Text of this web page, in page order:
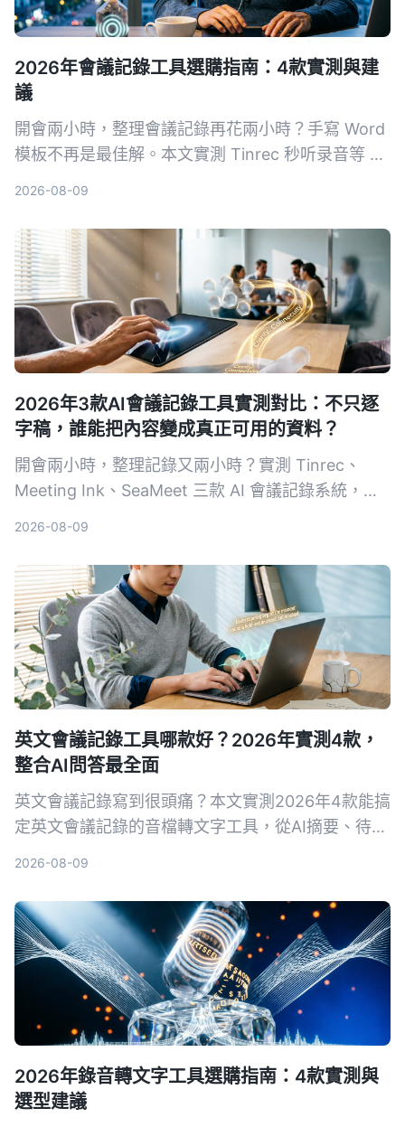
2026年會議記錄工具選購指南：4款實測與建
議
開會兩小時，整理會議記錄再花兩小時？手寫 Word
模板不再是最佳解。本文實測 Tinrec 秒听录音等 4
項，把時間留給更重要的事。
2026-08-09
2026年3款AI會議記錄工具實測對比：不只逐
字稿，誰能把內容變成真正可用的資料？
開會兩小時，整理記錄又兩小時？實測 Tinrec、
Meeting Ink、SeaMeet 三款 AI 會議記錄系統，從
2026-08-09
英文會議記錄工具哪款好？2026年實測4款，
整合AI問答最全面
英文會議記錄寫到很頭痛？本文實測2026年4款能搞
定英文會議記錄的音檔轉文字工具，從AI摘要、待辦
2026-08-09
2026年錄音轉文字工具選購指南：4款實測與
選型建議